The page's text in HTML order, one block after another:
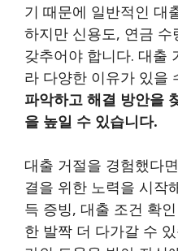
기 때문에 일반적인 대
하지만 신용도, 연금
갖추어야 합니다. 대출
라 다양한 이유가 있을
파악하고 해결 방안을
을 높일 수 있습니다.
대출 거절을 경험했다
결을 위한 노력을 시작
득 증빙, 대출 조건 확
한 발짝 더 다가갈 수